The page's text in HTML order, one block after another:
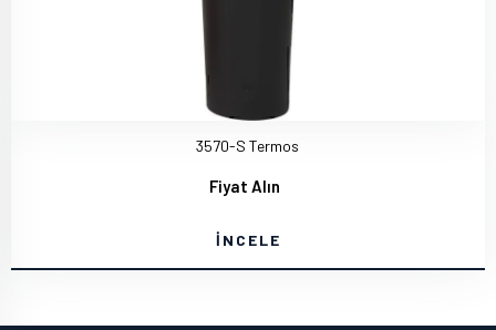
3570-S Termos
Fiyat Alın
İNCELE